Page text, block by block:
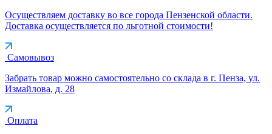
Осуществляем доставку во все города Пензенской области.
Доставка осуществляется по льготной стоимости!
Самовывоз
Забрать товар можно самостоятельно со склада в г. Пенза, ул.
Измайлова, д. 28
Оплата